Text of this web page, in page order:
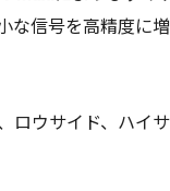
な信号を高精度に増
ロウサイド、ハイ